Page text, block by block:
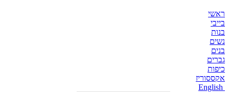
ראשי
בייבי
בנות
נשים
בנים
גברים
כיפות
אקססוריז
English